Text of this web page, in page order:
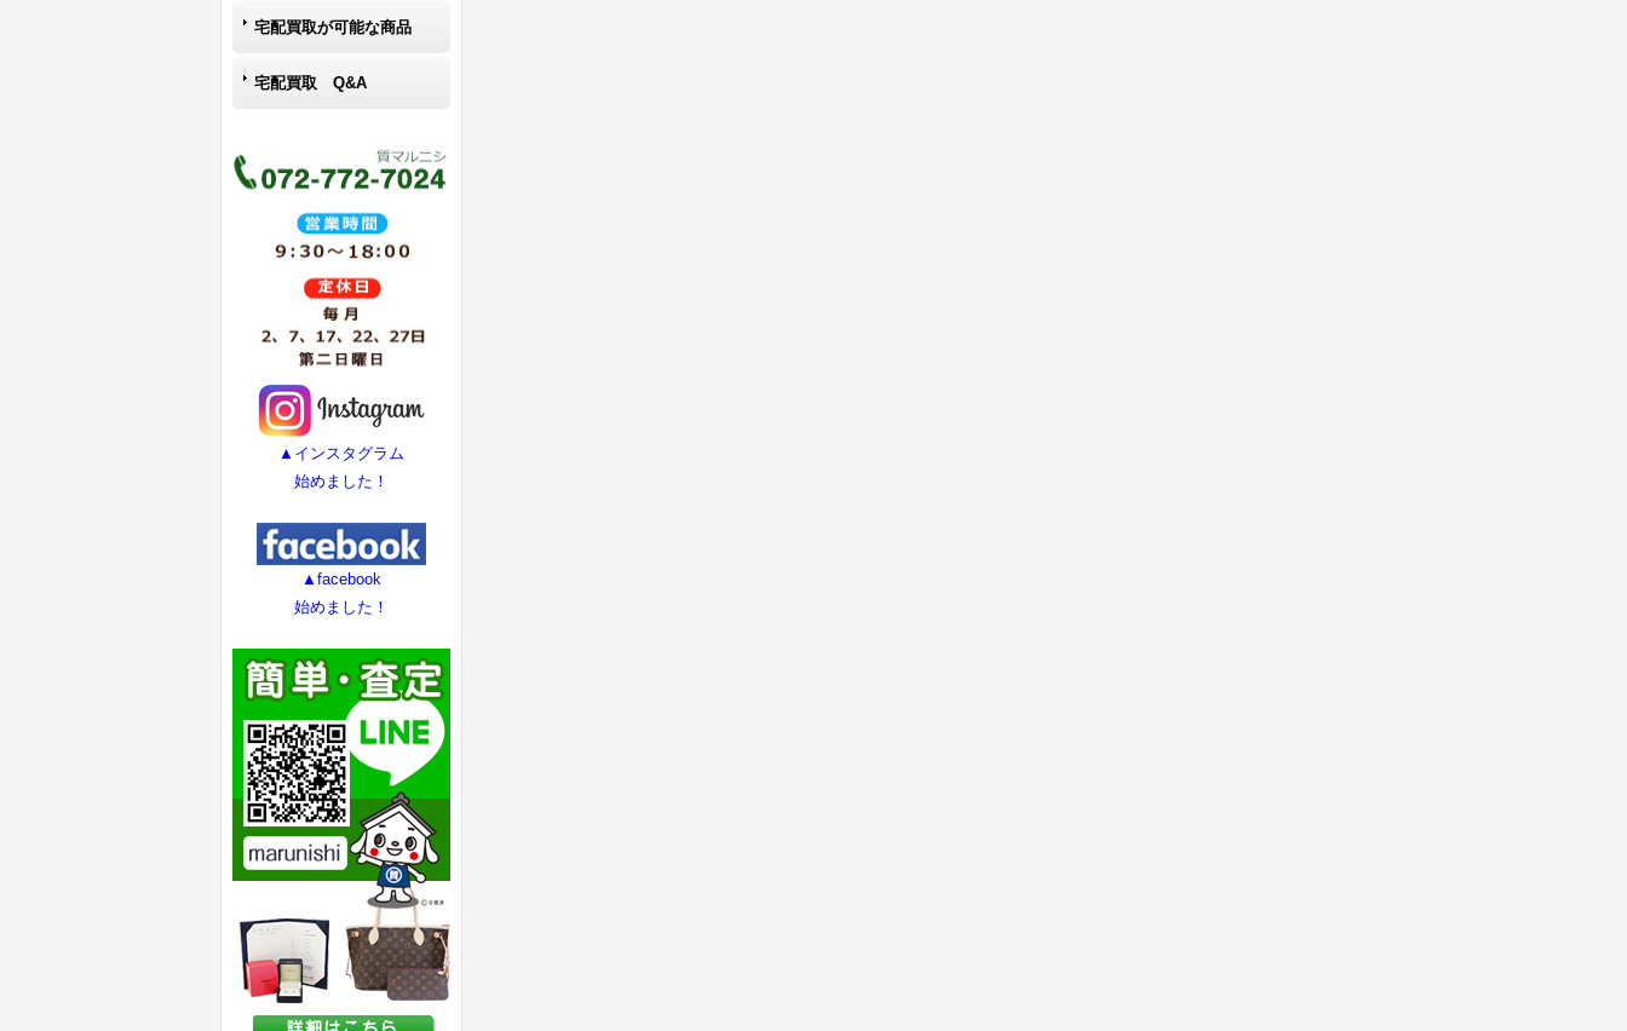
宅配買取が可能な商品
宅配買取 Q&A
▲インスタグラム
始めました！
▲facebook
始めました！